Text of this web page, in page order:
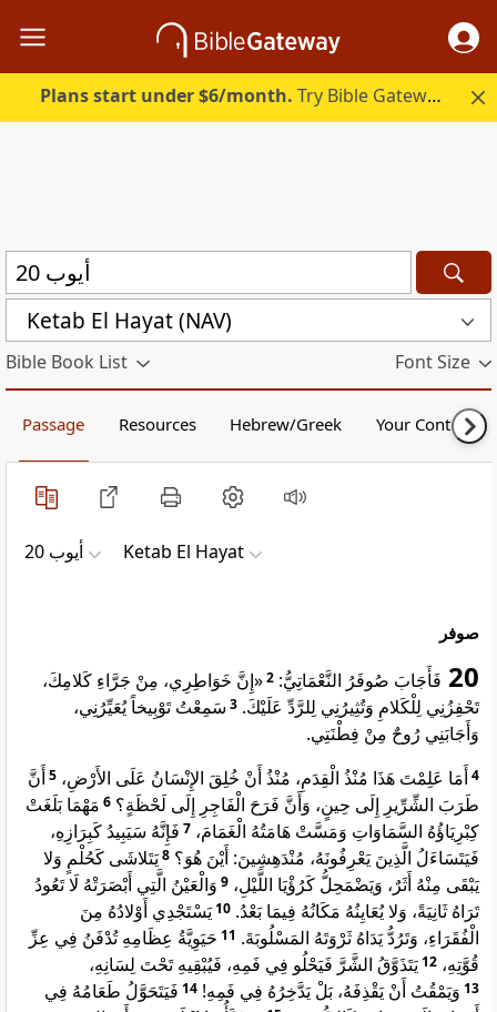
Plans start under $6/month. Try Bible Gateway Plus.
Ketab El Hayat (NAV)
Bible Book List Font Size
Passage Resources Hebrew/Greek Your Content
ﺃﻳﻮﺏ 20 Ketab El Hayat
صوفر
20 فَأَجَابَ صُوفَرُ النَّعْمَاتِيُّ: 2«إِنَّ خَوَاطِرِي، مِنْ جَرَّاءِ كَلامِكَ،
تَحْفِزُنِي لِلْكَلامِ وَتُثِيرُنِي لِلرَّدِّ عَلَيْكَ. 3 سَمِعْتُ تَوْبِيخاً يُعَيِّرُنِي،
وَأَجَابَنِي رُوحٌ مِنْ فِطْنَتِي.
4أَمَا عَلِمْتَ هَذَا مُنْذُ الْقِدَمِ، مُنْذُ أَنْ خُلِقَ الإِنْسَانُ عَلَى الأَرْضِ، 5أَنَّ
طَرَبَ الشِّرِّيرِ إِلَى حِينٍ، وَأَنَّ فَرَحَ الْفَاجِرِ إِلَى لَحْظَةٍ؟ 6 مَهْمَا بَلَغَتْ
كِبْرِيَاؤُهُ السَّمَاوَاتِ وَمَسَّتْ هَامَتُهُ الْغَمَامَ، 7 فَإِنَّهُ سَيَبِيدُ كَبِرَازِهِ،
فَيَتَسَاءَلُ الَّذِينَ يَعْرِفُونَهُ، مُنْدَهِشِينَ: أَيْنَ هُوَ؟ 8يَتَلاشَى كَحُلْمٍ وَلا
يَبْقَى مِنْهُ أَثَرٌ، وَيَضْمَحِلُّ كَرُؤْيَا اللَّيْلِ، 9 وَالْعَيْنُ الَّتِي أَبْصَرَتْهُ لَا تَعُودُ
تَرَاهُ ثَانِيَةً، وَلا يُعَايِنُهُ مَكَانُهُ فِيمَا بَعْدُ. 10يَسْتَجْدِي أَوْلادُهُ مِنَ
الْفُقَرَاءِ، وَتَرُدُّ يَدَاهُ ثَرْوَتَهُ المَسْلُوبَةَ. 11 حَيَوِيَّةُ عِظَامِهِ تُدْفَنُ فِي عِزِّ
قُوَّتِهِ، 12يَتَذَوَّقُ الشَّرَّ فَيَحْلُو فِي فَمِهِ، فَيُبْقِيهِ تَحْتَ لِسَانِهِ،
13 وَيَمْقُتُ أَنْ يَقْذِفَهُ، بَلْ يَدَّخِرُهُ فِي فَمِهِ! 14 فَيَتَحَوَّلُ طَعَامُهُ فِي